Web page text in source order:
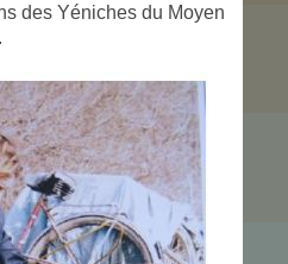
des Yéniches du Moyen